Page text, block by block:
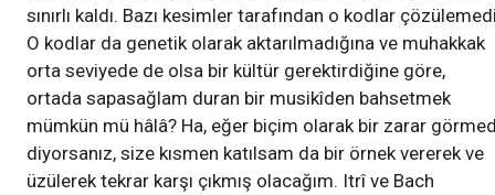
sınırlı kaldı. Bazı kesimler tarafından o kodlar
O kodlar da genetik olarak aktarılmadığına ve muhakkak
orta seviyede de olsa bir kültür gerektirdiğine göre,
ortada sapasağlam duran bir musikîden bahsetmek
mümkün mü hâlâ? Ha, eğer biçim olarak bir zarar
diyorsanız, size kısmen katılsam da bir örnek vererek ve
üzülerek tekrar karşı çıkmış olacağım. Itrî ve Bach